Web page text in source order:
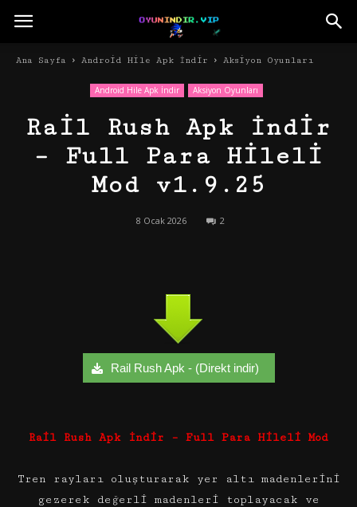
Ana Sayfa Android Hile Apk İndir Aksiyon Oyunları
Android Hile Apk İndir Aksiyon Oyunları
Rail Rush Apk İndir
– Full Para Hileli
Mod v1.9.25
8 Ocak 2026 2
Rail Rush Apk - (Direkt indir)
Rail Rush Apk İndir – Full Para Hileli Mod
Tren rayları oluşturarak yer altı madenlerini
gezerek değerli madenleri toplayacak ve